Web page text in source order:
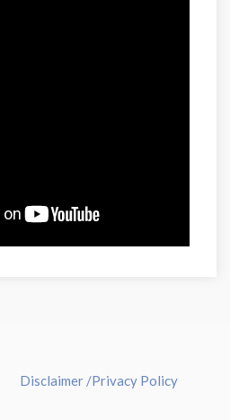
Disclaimer /Privacy Policy